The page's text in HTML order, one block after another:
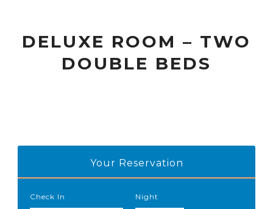
DELUXE ROOM – TWO
DOUBLE BEDS
Your Reservation
Check In Night